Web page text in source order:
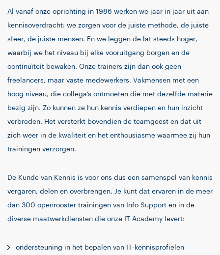
Al vanaf onze oprichting in 1986 werken we jaar in jaar uit aan
kennisoverdracht: we zorgen voor de juiste methode, de juiste
sfeer, de juiste mensen. En we leggen de lat steeds hoger,
waarbij we het niveau bij elke vooruitgang borgen en de
continuïteit bewaken. Onze trainers zijn dan ook geen
freelancers, maar vaste medewerkers. Vakmensen met een
hoog niveau, die collega’s ontmoeten die met dezelfde materie
bezig zijn. Zo kunnen ze hun kennis verdiepen en hun inzicht
verbreden. Het versterkt bovendien de teamgeest en dat uit
zich weer in de kwaliteit en het enthousiasme waarmee zij hun
trainingen verzorgen.
De Kunde van Kennis is voor ons dus een samenspel van kennis
vergaren, delen en overbrengen. Je kunt dat ervaren in de meer
dan 300 openrooster trainingen van Info Support en in de
diverse maatwerkdiensten die onze IT Academy levert:
ondersteuning in het bepalen van IT-kennisprofielen